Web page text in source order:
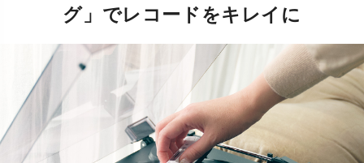
グ」でレコードをキレイに